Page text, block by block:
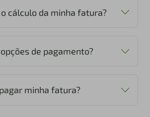
cálculo da minha fatura?
de pagamento?
minha fatura?